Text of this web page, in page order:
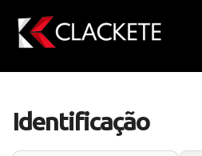
Identificação